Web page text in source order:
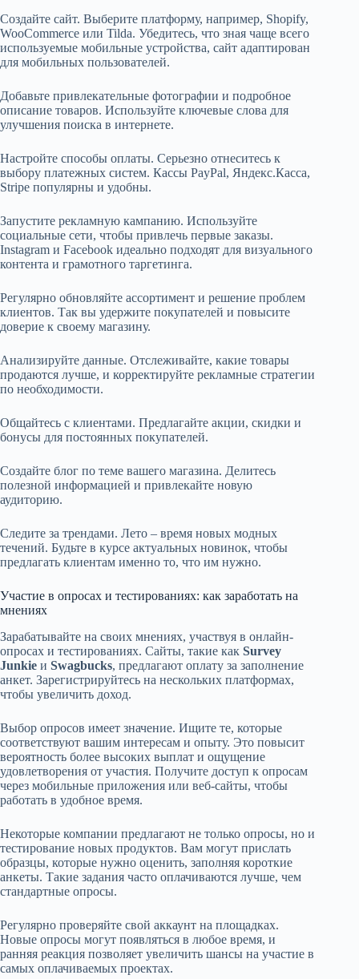
Создайте сайт. Выберите платформу, например, Shopify,
WooCommerce или Tilda. Убедитесь, что зная чаще всего
используемые мобильные устройства, сайт адаптирован
для мобильных пользователей.
Добавьте привлекательные фотографии и подробное
описание товаров. Используйте ключевые слова для
улучшения поиска в интернете.
Настройте способы оплаты. Серьезно отнеситесь к
выбору платежных систем. Кассы PayPal, Яндекс.Касса,
Stripe популярны и удобны.
Запустите рекламную кампанию. Используйте
социальные сети, чтобы привлечь первые заказы.
Instagram и Facebook идеально подходят для визуального
контента и грамотного таргетинга.
Регулярно обновляйте ассортимент и решение проблем
клиентов. Так вы удержите покупателей и повысите
доверие к своему магазину.
Анализируйте данные. Отслеживайте, какие товары
продаются лучше, и корректируйте рекламные стратегии
по необходимости.
Общайтесь с клиентами. Предлагайте акции, скидки и
бонусы для постоянных покупателей.
Создайте блог по теме вашего магазина. Делитесь
полезной информацией и привлекайте новую
аудиторию.
Следите за трендами. Лето – время новых модных
течений. Будьте в курсе актуальных новинок, чтобы
предлагать клиентам именно то, что им нужно.
Участие в опросах и тестированиях: как заработать на
мнениях
Зарабатывайте на своих мнениях, участвуя в онлайн-
опросах и тестированиях. Сайты, такие как Survey
Junkie и Swagbucks, предлагают оплату за заполнение
анкет. Зарегистрируйтесь на нескольких платформах,
чтобы увеличить доход.
Выбор опросов имеет значение. Ищите те, которые
соответствуют вашим интересам и опыту. Это повысит
вероятность более высоких выплат и ощущение
удовлетворения от участия. Получите доступ к опросам
через мобильные приложения или веб-сайты, чтобы
работать в удобное время.
Некоторые компании предлагают не только опросы, но и
тестирование новых продуктов. Вам могут прислать
образцы, которые нужно оценить, заполняя короткие
анкеты. Такие задания часто оплачиваются лучше, чем
стандартные опросы.
Регулярно проверяйте свой аккаунт на площадках.
Новые опросы могут появляться в любое время, и
ранняя реакция позволяет увеличить шансы на участие в
самых оплачиваемых проектах.